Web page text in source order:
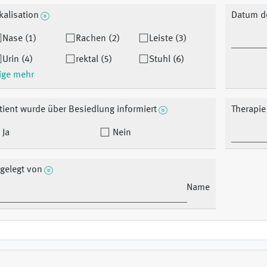
Nase (1) Rachen (2) Leiste (3)
Urin (4) rektal (5)
Stuhl (6)
mehr
Datum
wurde über Besiedlung informiert
Ja Nein
von
Name